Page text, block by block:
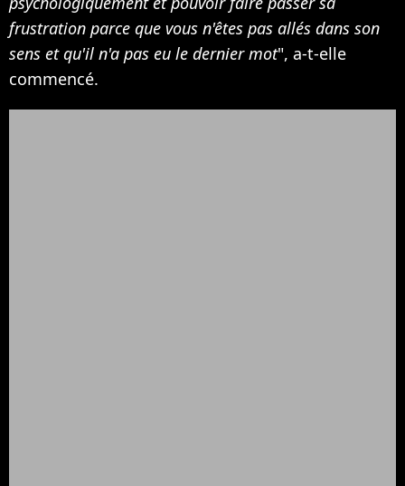
frustration parce que vous n'êtes pas allés dans son
sens et qu'il n'a pas eu le dernier mot", a-t-elle
commencé.